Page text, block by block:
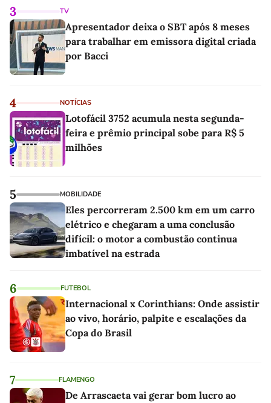
3 TV
Apresentador deixa o SBT após 8 meses
para trabalhar em emissora digital criada
por Bacci
4 NOTÍCIAS
Lotofácil 3752 acumula nesta segunda-
feira e prêmio principal sobe para R$ 5
milhões
5 MOBILIDADE
Eles percorreram 2.500 km em um carro
elétrico e chegaram a uma conclusão
difícil: o motor a combustão continua
imbatível na estrada
6 FUTEBOL
Internacional x Corinthians: Onde assistir
ao vivo, horário, palpite e escalações da
Copa do Brasil
7 FLAMENGO
De Arrascaeta vai gerar bom lucro ao